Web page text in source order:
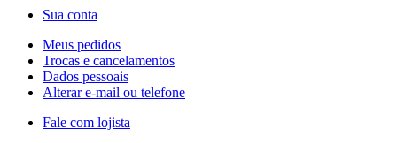
Sua conta
Meus pedidos
Trocas e cancelamentos
Dados pessoais
Alterar e-mail ou telefone
Fale com lojista